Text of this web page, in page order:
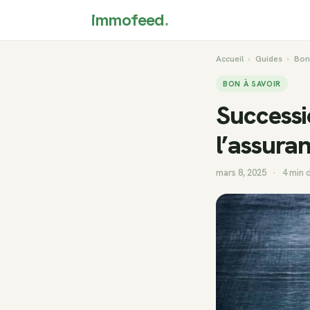
immofeed.
Accueil › Guides ›
BON À SAVOIR
mars 8, 2025 · 4 min